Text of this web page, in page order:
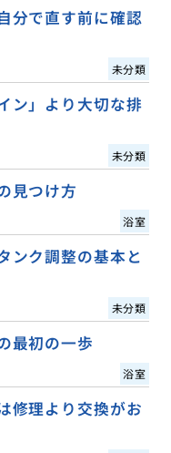
分で直す前に確認
未分類
ン」より大切な排
未分類
見つけ方
浴室
ンク調整の基本と
未分類
最初の一歩
浴室
修理より交換がお